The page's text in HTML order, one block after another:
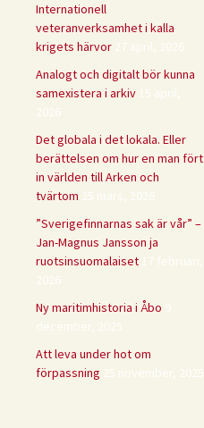
Internationell
veteranverksamhet i kalla
krigets härvor
27 april, 2026
Analogt och digitalt bör kunna
samexistera i arkiv 15 april,
2026
Det globala i det lokala. Eller
berättelsen om hur en man fört
in världen till Arken och
tvärtom
25 mars, 2026
”Sverigefinnarnas sak är vår” –
Jan-Magnus Jansson ja
ruotsinsuomalaiset 17 februari,
2026
Ny maritimhistoria i Åbo 9
december, 2025
Att leva under hot om
förpassning
25 november, 2025